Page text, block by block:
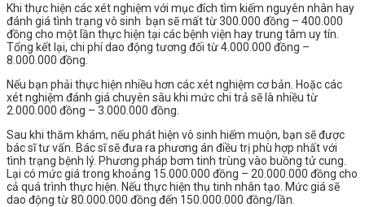
Khi thực hiện các xét nghiệm với mục đích tìm kiếm nguyên nhân hay
đánh giá tình trạng vô sinh bạn sẽ mất từ 300.000 đồng – 400.000
đồng cho một lần thực hiện tại các bệnh viện hay trung tâm uy tín.
Tổng kết lại, chi phí dao động tương đối từ 4.000.000 đồng –
8.000.000 đồng.
Nếu bạn phải thực hiện nhiều hơn các xét nghiệm cơ bản. Hoặc các
xét nghiệm đánh giá chuyên sâu khi mức chi trả sẽ là nhiều từ
2.000.000 đồng – 3.000.000 đồng.
Sau khi thăm khám, nếu phát hiện vô sinh hiếm muộn, bạn sẽ được
bác sĩ tư vấn. Bác sĩ sẽ đưa ra phương án điều trị phù hợp nhất với
tình trạng bệnh lý. Phương pháp bơm tinh trùng vào buồng tử cung.
Lại có mức giá trong khoảng 15.000.000 đồng – 20.000.000 đồng cho
cả quá trình thực hiện. Nếu thực hiện thụ tinh nhân tạo. Mức giá sẽ
dao động từ 80.000.000 đồng đến 150.000.000 đồng/lần.